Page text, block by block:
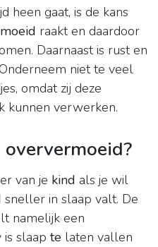
heen gaat, is de kans
raakt en daardoor
Daarnaast is rust en
niet te veel
omdat zij deze
kunnen verwerken.
van je kind als je wil
sneller in slaap valt. De
namelijk een
slaap te laten vallen